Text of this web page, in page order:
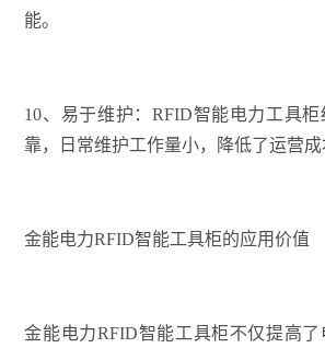
能。
10、易于维护：RFID智能电力工具
靠，日常维护工作量小，降低了运营成
金能电力RFID智能工具柜的应用价值
金能电力RFID智能工具柜不仅提高